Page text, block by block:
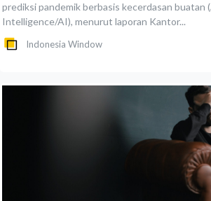
prediksi pandemik berbasis kecerdasan buatan
Intelligence/AI), menurut laporan Kantor...
Indonesia Window